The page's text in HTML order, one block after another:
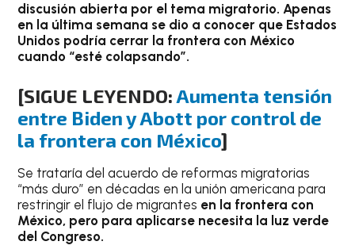
discusión abierta por el tema migratorio. Apenas
en la última semana se dio a conocer que Estados
Unidos podría cerrar la frontera con México
cuando “esté colapsando”.
[SIGUE LEYENDO: Aumenta tensión
entre Biden y Abott por control de
la frontera con México]
Se trataría del acuerdo de reformas migratorias
“más duro” en décadas en la unión americana para
restringir el flujo de migrantes en la frontera con
México, pero para aplicarse necesita la luz verde
del Congreso.